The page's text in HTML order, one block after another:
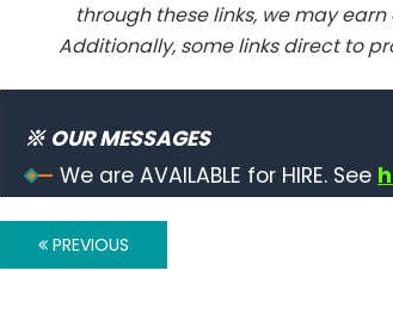
through these links, we may
Additionally, some links direct to
※ OUR MESSAGES
We are AVAILABLE for HIRE. See
PREVIOUS